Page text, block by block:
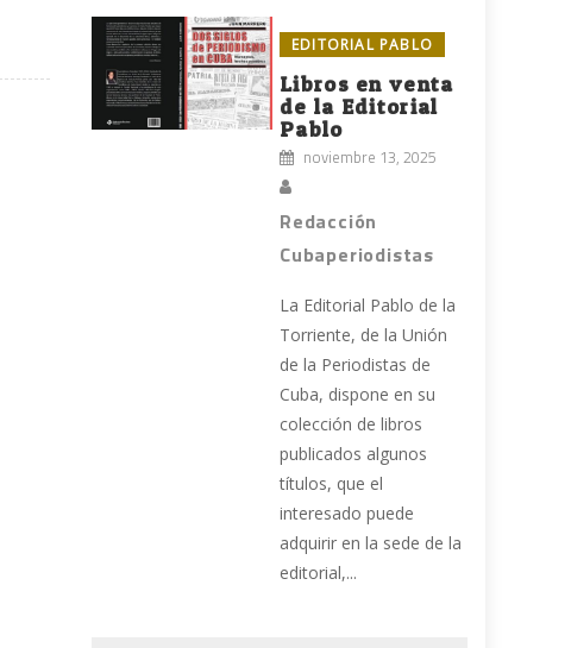
EDITORIAL PABLO
Libros en venta
de la Editorial
Pablo
noviembre 13, 2025
Redacción
Cubaperiodistas
La Editorial Pablo de la
Torriente, de la Unión
de la Periodistas de
Cuba, dispone en su
colección de libros
publicados algunos
títulos, que el
interesado puede
adquirir en la sede de la
editorial,...